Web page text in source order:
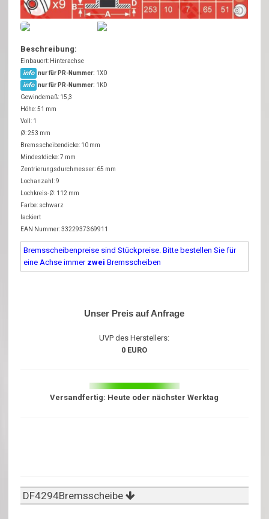
Beschreibung:
Einbauort: Hinterachse
info nur für PR-Nummer: 1X0
info nur für PR-Nummer: 1KD
Gewindemaß: 15,3
Höhe: 51 mm
Voll: 1
Ø: 253 mm
Bremsscheibendicke: 10 mm
Mindestdicke: 7 mm
Zentrierungsdurchmesser: 65 mm
Lochanzahl: 9
Lochkreis-Ø: 112 mm
Farbe: schwarz
lackiert
EAN Nummer: 3322937369911
Bremsscheibenpreise sind Stückpreise. Bitte bestellen Sie für
eine Achse immer zwei Bremsscheiben
Unser Preis auf Anfrage
UVP des Herstellers:
0 EURO
Versandfertig: Heute oder nächster Werktag
DF4294Bremsscheibe